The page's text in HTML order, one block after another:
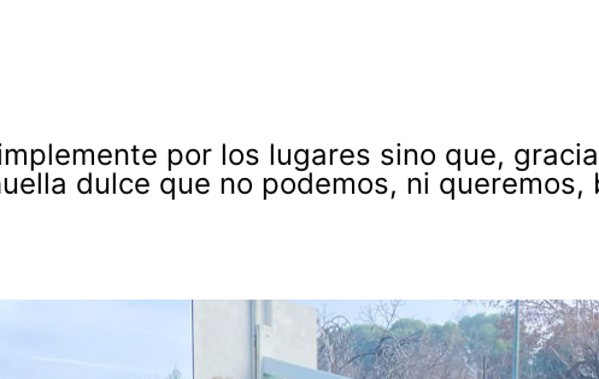
por los lugares sino que,
dulce que no podemos, ni queremos,